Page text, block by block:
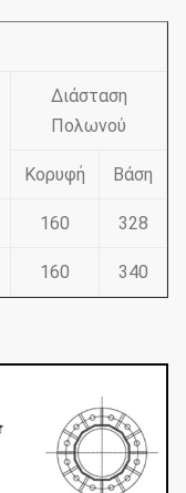
Διάσταση
Πολωνού
Κορυφή Βάση
160 328
160 340